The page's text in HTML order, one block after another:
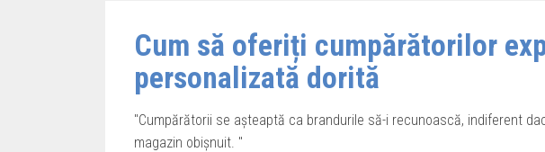
Cum să oferiți cumpărătorilor
personalizată dorită
"Cumpărătorii se așteaptă ca brandurile să-i recunoască, indiferent
magazin obișnuit. "